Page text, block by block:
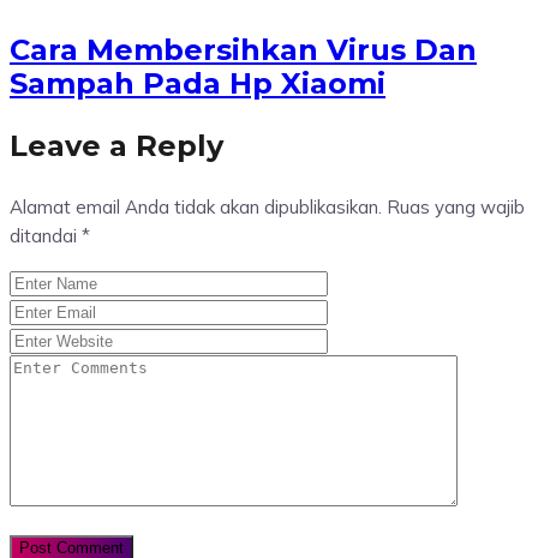
Cara Membersihkan Virus Dan
Sampah Pada Hp Xiaomi
Leave a Reply
Alamat email Anda tidak akan dipublikasikan. Ruas yang wajib
ditandai *